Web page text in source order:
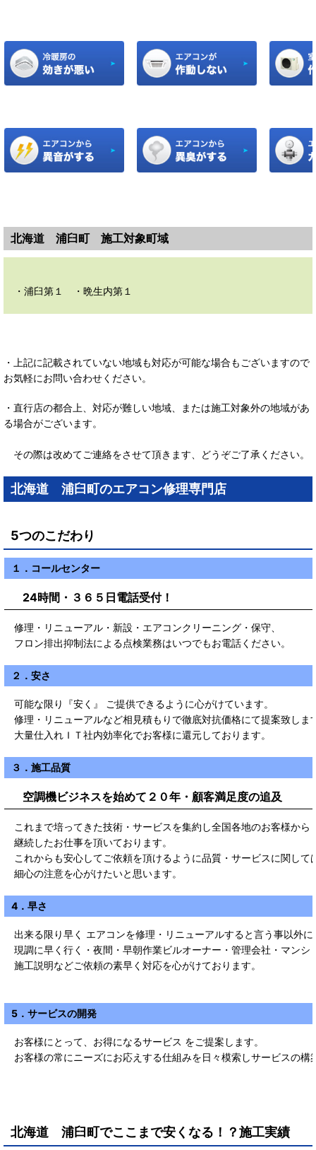
北海道 浦臼町 施工対象町域
・浦臼第１ ・晩生内第１
・上記に記載されていない地域も対応が可能な場合もございますので
お気軽にお問い合わせください。
・直行店の都合上、対応が難しい地域、または施工対象外の地域があ
る場合がございます。
その際は改めてご連絡をさせて頂きます、どうぞご了承ください。
北海道 浦臼町のエアコン修理専門店
5つのこだわり
１．コールセンター
24時間・３６５日電話受付！
修理・リニューアル・新設・エアコンクリーニング・保守、
フロン排出抑制法による点検業務はいつでもお電話ください。
２．安さ
可能な限り『安く』 ご提供できるように心がけています。
修理・リニューアルなど相見積もりで徹底対抗価格にて提案致しま
大量仕入れＩＴ社内効率化でお客様に還元しております。
３．施工品質
空調機ビジネスを始めて２０年・顧客満足度の追及
これまで培ってきた技術・サービスを集約し全国各地のお客様から
継続したお仕事を頂いております。
これからも安心してご依頼を頂けるように品質・サービスに関して
細心の注意を心がけたいと思います。
4．早さ
出来る限り早く エアコンを修理・リニューアルすると言う事以外に
現調に早く行く・夜間・早朝作業ビルオーナー・管理会社・マンシ
施工説明などご依頼の素早く対応を心がけております。
5．サービスの開発
お客様にとって、お得になるサービス をご提案します。
お客様の常にニーズにお応えする仕組みを日々模索しサービスの構
北海道 浦臼町でここまで安くなる！？施工実績